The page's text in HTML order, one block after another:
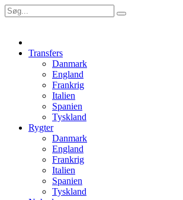
Transfers
Danmark
England
Frankrig
Italien
Spanien
Tyskland
Rygter
Danmark
England
Frankrig
Italien
Spanien
Tyskland